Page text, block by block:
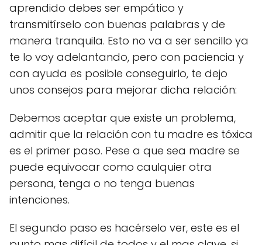
aprendido debes ser empático y
transmitírselo con buenas palabras y de
manera tranquila. Esto no va a ser sencillo ya
te lo voy adelantando, pero con paciencia y
con ayuda es posible conseguirlo, te dejo
unos consejos para mejorar dicha relación:
Debemos aceptar que existe un problema,
admitir que la relación con tu madre es tóxica
es el primer paso. Pese a que sea madre se
puede equivocar como caulquier otra
persona, tenga o no tenga buenas
intenciones.
El segundo paso es hacérselo ver, este es el